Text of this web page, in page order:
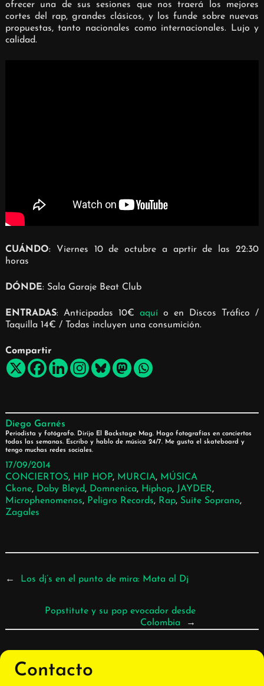
ofrecer una de sus sesiones que nos traerá los mejores
cortes del rap, grandes clásicos, y los funde sobre nuevas
propuestas, tanto nacionales como internacionales. Lujo y
calidad.
CUÁNDO: Viernes 10 de octubre a aprtir de las 22:30
horas
DÓNDE: Sala Garaje Beat Club
ENTRADAS: Anticipadas 10€ aquí o en Discos Tráfico /
Taquilla 14€ / Todas incluyen una consumición.
Compartir
Diego Garnés
Periodista y fotógrafo. Dirijo El Backstage Mag. Hago fotografías en conciertos
todas las semanas. Escribo y hablo de música 24/7. Me gusta el skateboard y
tengo muchas redes sociales.
17/09/2014
CONCIERTOS, HIP HOP, MURCIA, MÚSICA
Ckone, Daby Bleyd, Domnenica, Hiphop, JAYDER ,
Microphenomenos, Peligro Records, Rap, Suite Soprano ,
Zagales
← Los dj’s en el punto de mira: Mata al Dj
Popstitute y su pop evocador desde
Colombia
→
Contacto